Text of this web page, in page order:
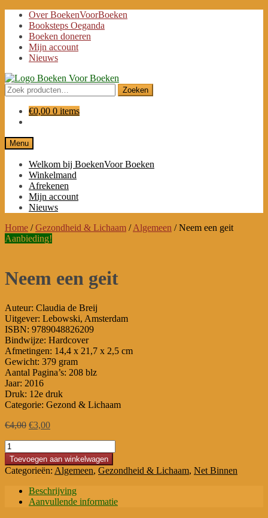
door
naar
navigatie
naar
inhoud
Over BoekenVoorBoeken
Booksteps Oeganda
Boeken doneren
Mijn account
Nieuws
Zoeken
naar:
Zoeken
€0,00 0 items
Menu
Welkom bij BoekenVoor Boeken
Winkelmand
Afrekenen
Mijn account
Nieuws
Home /Gezondheid & Lichaam /Algemeen /Neem een geit
Aanbieding!
Neem een geit
Auteur: Claudia de Breij
Uitgever: Lebowski, Amsterdam
ISBN: 9789048826209
Bindwijze: Hardcover
Afmetingen: 14,4 x 21,7 x 2,5 cm
Gewicht: 379 gram
Aantal Pagina’s: 208 blz
Jaar: 2016
Druk: 12e druk
Categorie: Gezond & Lichaam
€4,00 Oorspronkelijke
€4,00.
€3,00Huidige
€3,00.
Neem
een
geit
aantal
Toevoegen aan winkelwagen
Categorieën: Algemeen, Gezondheid & Lichaam, Net Binnen
Beschrijving
Aanvullende informatie